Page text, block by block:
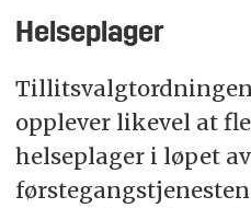
Helseplager
Tillitsvalgtordningen
opplever likevel at
helseplager i løpet av